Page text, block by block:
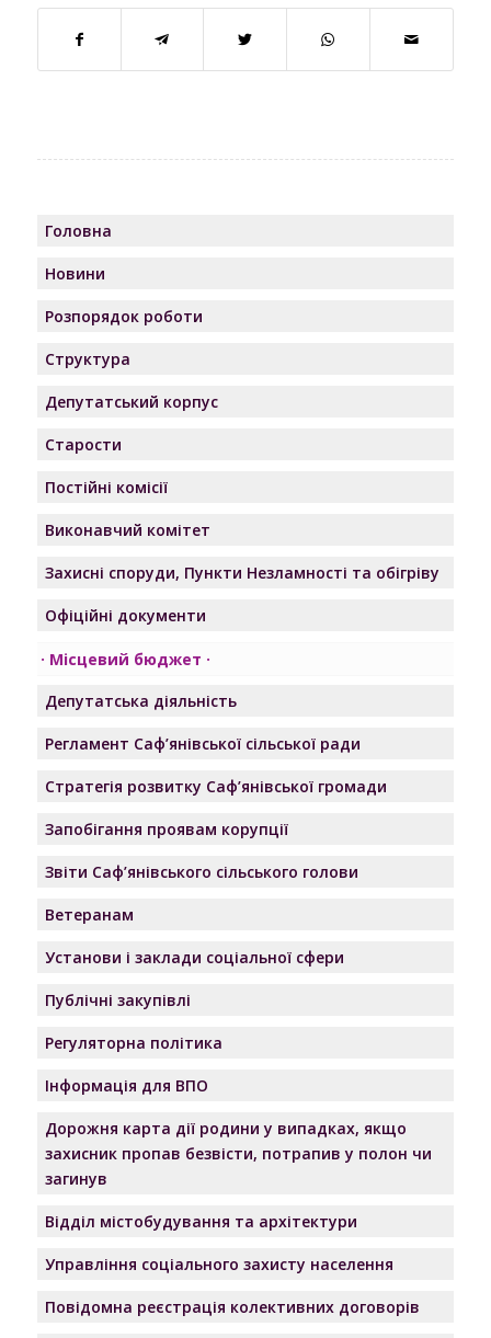
Головна
Новини
Розпорядок роботи
Структура
Депутатський корпус
Старости
Постійні комісії
Виконавчий комітет
Захисні споруди, Пункти Незламності та обігріву
Офіційні документи
Місцевий бюджет
Депутатська діяльність
Регламент Саф’янівської сільської ради
Стратегія розвитку Саф’янівської громади
Запобігання проявам корупції
Звіти Саф’янівського сільського голови
Ветеранам
Установи і заклади соціальної сфери
Публічні закупівлі
Регуляторна політика
Інформація для ВПО
Дорожня карта дії родини у випадках, якщо
захисник пропав безвісти, потрапив у полон чи
загинув
Відділ містобудування та архітектури
Управління соціального захисту населення
Повідомна реєстрація колективних договорів